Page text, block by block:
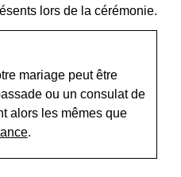
lors de la cérémonie.
mariage peut être
ou un consulat de
alors les mêmes que
.